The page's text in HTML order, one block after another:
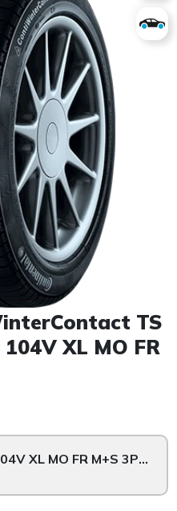
TS
XL MO FR
285/35 R20 104V XL MO FR M+S 3PMSF